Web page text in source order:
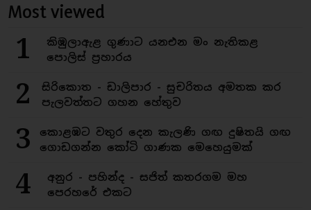
Most viewed
1
කිඹුලාඇළ ගුණාට යනඑන මං නැතිකළ
පොලිස් ප්‍රහාරය
2
සිරිකොත - ඩාලිපාර - සුචරිතය අමතක කර
පැලවත්තට ගහන හේතුව
3
කොළඹට වතුර දෙන කැලණි ගඟ දුෂිතයි ගඟ
ගොඩගන්න කෝටි ගාණක මෙහෙයුමක්
4
අනුර - පහින්ද - සජිත් කතරගම මහ
පෙරහරේ එකට